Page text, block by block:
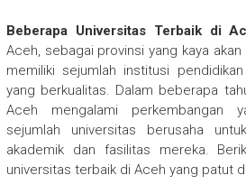
Beberapa Universitas Terbaik di
Aceh, sebagai provinsi yang kaya
memiliki sejumlah institusi
yang berkualitas. Dalam beberapa
Aceh mengalami perkembangan
sejumlah universitas berusaha
akademik dan fasilitas mereka.
universitas terbaik di Aceh yang patut